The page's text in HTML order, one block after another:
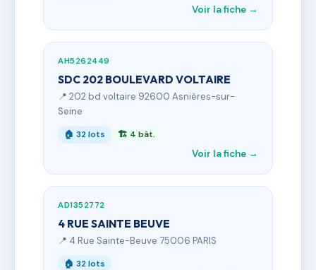
Voir la fiche →
AH5262449
SDC 202 BOULEVARD VOLTAIRE
📍 202 bd voltaire 92600 Asnières-sur-
Seine
🏠 32 lots 🏗 4 bât.
Voir la fiche →
AD1352772
4 RUE SAINTE BEUVE
📍 4 Rue Sainte-Beuve 75006 PARIS
🏠 32 lots